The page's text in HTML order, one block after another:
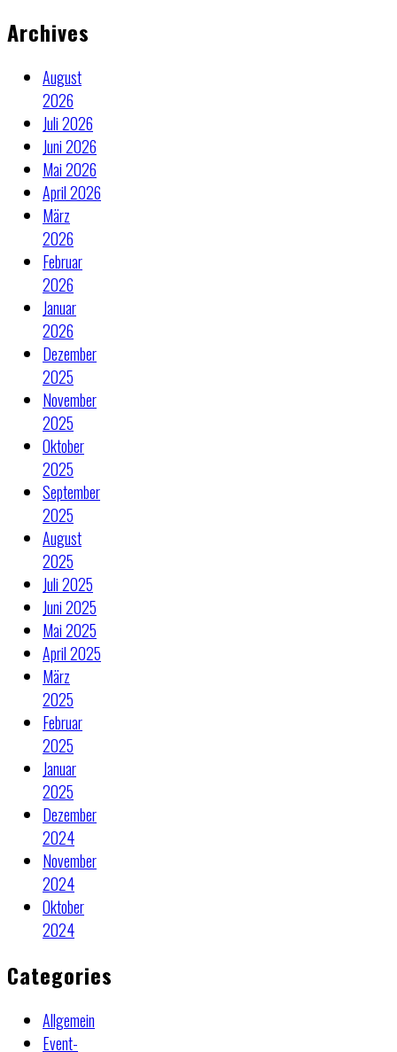
Archives
August
2026
Juli 2026
Juni 2026
Mai 2026
April 2026
März
2026
Februar
2026
Januar
2026
Dezember
2025
November
2025
Oktober
2025
September
2025
August
2025
Juli 2025
Juni 2025
Mai 2025
April 2025
März
2025
Februar
2025
Januar
2025
Dezember
2024
November
2024
Oktober
2024
Categories
Allgemein
Event-